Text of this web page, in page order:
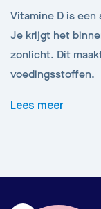
Vitamine D is
Je krijgt het
zonlicht. Dit
voedingsstoffen.
Lees meer